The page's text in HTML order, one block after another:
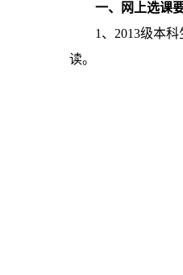
一、网上选课
1、2013级本
读。